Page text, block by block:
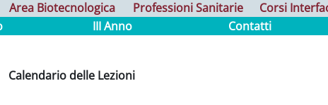
Area Biotecnologica Professioni Sanitarie Corsi
III Anno Contatti
Calendario delle Lezioni